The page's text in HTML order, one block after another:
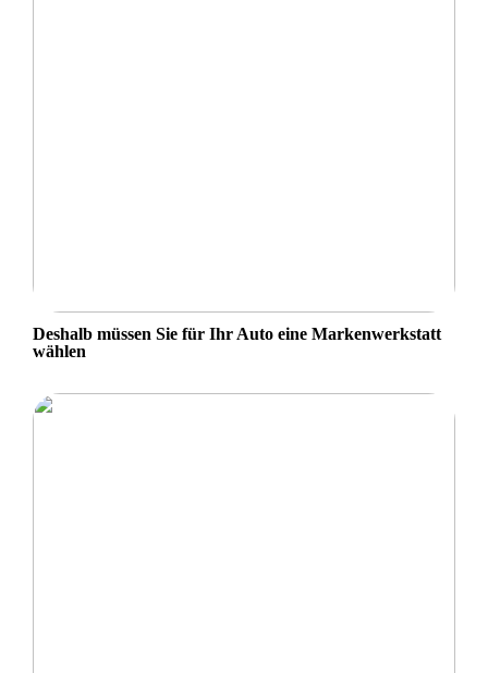
Deshalb müssen Sie für Ihr Auto eine Markenwerkstatt
wählen